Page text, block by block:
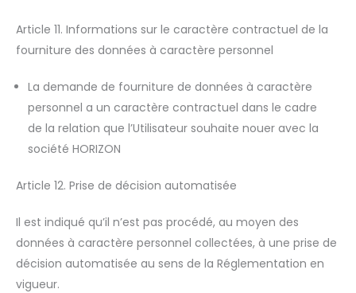
Article 11. Informations sur le caractère contractuel de la
fourniture des données à caractère personnel
La demande de fourniture de données à caractère
personnel a un caractère contractuel dans le cadre
de la relation que l’Utilisateur souhaite nouer avec la
société HORIZON
Article 12. Prise de décision automatisée
Il est indiqué qu’il n’est pas procédé, au moyen des
données à caractère personnel collectées, à une prise de
décision automatisée au sens de la Réglementation en
vigueur.